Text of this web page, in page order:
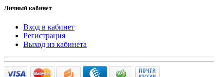
Личный кабинет
Вход в кабинет
Регистрация
Выход из кабинета